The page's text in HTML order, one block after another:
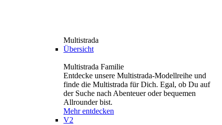
Multistrada
Übersicht
Multistrada Familie
Entdecke unsere Multistrada-Modellreihe und
finde die Multistrada für Dich. Egal, ob Du auf
der Suche nach Abenteuer oder bequemen
Allrounder bist.
Mehr entdecken
V2